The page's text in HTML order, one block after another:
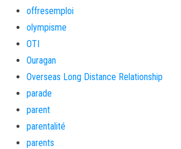
offresemploi
olympisme
OTI
Ouragan
Overseas Long Distance Relationship
parade
parent
parentalité
parents